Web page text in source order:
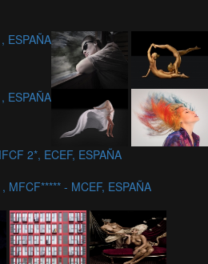
, ESPAÑA
, ESPAÑA
2*, ECEF, ESPAÑA
, MFCF***** - MCEF, ESPAÑA